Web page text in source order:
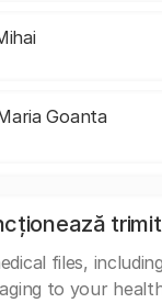
Goanta
files, including
to your